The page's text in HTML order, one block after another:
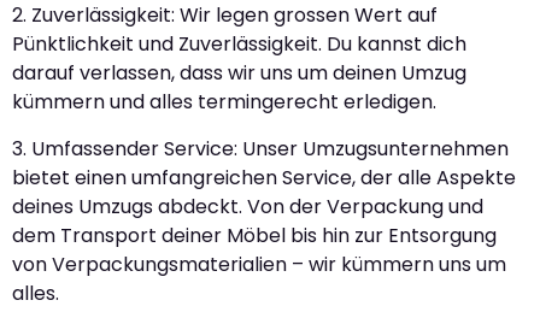
2. Zuverlässigkeit: Wir legen grossen Wert auf
Pünktlichkeit und Zuverlässigkeit. Du kannst dich
darauf verlassen, dass wir uns um deinen Umzug
kümmern und alles termingerecht erledigen.
3. Umfassender Service: Unser Umzugsunternehmen
bietet einen umfangreichen Service, der alle Aspekte
deines Umzugs abdeckt. Von der Verpackung und
dem Transport deiner Möbel bis hin zur Entsorgung
von Verpackungsmaterialien – wir kümmern uns um
alles.